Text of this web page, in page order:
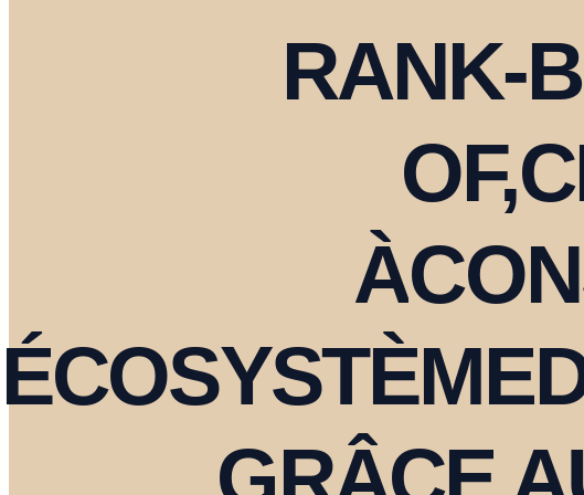
RANK-
OF,
À
ÉCOSYSTÈME